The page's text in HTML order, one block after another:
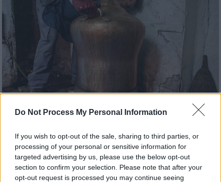
Do Not Process My Personal Information
If you wish to opt-out of the sale, sharing to third parties, or
processing of your personal or sensitive information for
targeted advertising by us, please use the below opt-out
section to confirm your selection. Please note that after your
opt-out request is processed you may continue seeing
Food & Drink |10.12.2023 07:23
Λέσβος - Γύρω από το ρακοκάζανο της
Ανεμώτιας ανθούν τα όνειρα για το
χωριό